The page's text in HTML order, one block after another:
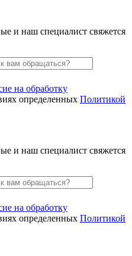
и наш специалист свяжется
на обработку
определенных Политикой
и наш специалист свяжется
на обработку
определенных Политикой